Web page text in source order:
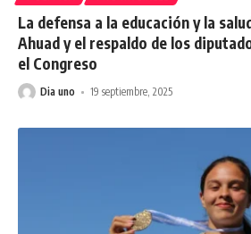
La defensa a la educación y la
Ahuad y el respaldo de los
el Congreso
Dia uno 19 septiembre, 2025